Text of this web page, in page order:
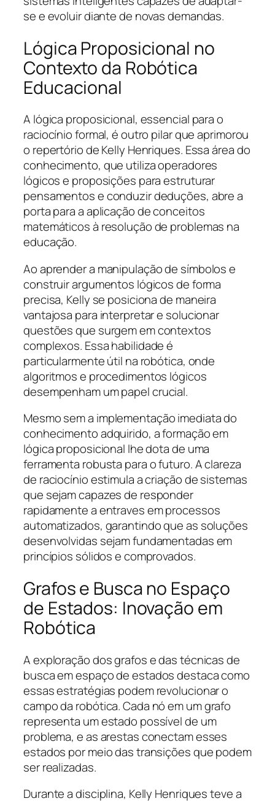
se e evoluir diante de novas demandas.
Lógica Proposicional no
Contexto da Robótica
Educacional
A lógica proposicional, essencial para o
raciocínio formal, é outro pilar que aprimorou
o repertório de Kelly Henriques. Essa área do
conhecimento, que utiliza operadores
lógicos e proposições para estruturar
pensamentos e conduzir deduções, abre a
porta para a aplicação de conceitos
matemáticos à resolução de problemas na
educação.
Ao aprender a manipulação de símbolos e
construir argumentos lógicos de forma
precisa, Kelly se posiciona de maneira
vantajosa para interpretar e solucionar
questões que surgem em contextos
complexos. Essa habilidade é
particularmente útil na robótica, onde
algoritmos e procedimentos lógicos
desempenham um papel crucial.
Mesmo sem a implementação imediata do
conhecimento adquirido, a formação em
lógica proposicional lhe dota de uma
ferramenta robusta para o futuro. A clareza
de raciocínio estimula a criação de sistemas
que sejam capazes de responder
rapidamente a entraves em processos
automatizados, garantindo que as soluções
desenvolvidas sejam fundamentadas em
princípios sólidos e comprovados.
Grafos e Busca no Espaço
de Estados: Inovação em
Robótica
A exploração dos grafos e das técnicas de
busca em espaço de estados destaca como
essas estratégias podem revolucionar o
campo da robótica. Cada nó em um grafo
representa um estado possível de um
problema, e as arestas conectam esses
estados por meio das transições que podem
ser realizadas.
Durante a disciplina, Kelly Henriques teve a